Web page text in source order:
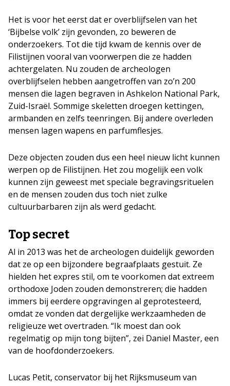
Het is voor het eerst dat er overblijfselen van het
‘Bijbelse volk’ zijn gevonden, zo beweren de
onderzoekers. Tot die tijd kwam de kennis over de
Filistijnen vooral van voorwerpen die ze hadden
achtergelaten. Nu zouden de archeologen
overblijfselen hebben aangetroffen van zo’n 200
mensen die lagen begraven in Ashkelon National Park,
Zuid-Israël. Sommige skeletten droegen kettingen,
armbanden en zelfs teenringen. Bij andere overleden
mensen lagen wapens en parfumflesjes.
Deze objecten zouden dus een heel nieuw licht kunnen
werpen op de Filistijnen. Het zou mogelijk een volk
kunnen zijn geweest met speciale begravingsrituelen
en de mensen zouden dus toch niet zulke
cultuurbarbaren zijn als werd gedacht.
Top secret
Al in 2013 was het de archeologen duidelijk geworden
dat ze op een bijzondere begraafplaats gestuit. Ze
hielden het expres stil, om te voorkomen dat extreem
orthodoxe Joden zouden demonstreren; die hadden
immers bij eerdere opgravingen al geprotesteerd,
omdat ze vonden dat dergelijke werkzaamheden de
religieuze wet overtraden. “Ik moest dan ook
regelmatig op mijn tong bijten”, zei Daniel Master, een
van de hoofdonderzoekers.
Lucas Petit, conservator bij het Rijksmuseum van